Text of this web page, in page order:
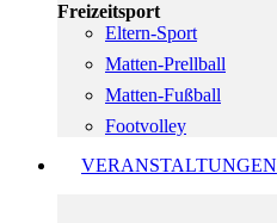
Freizeitsport
Eltern-Sport
Matten-Prellball
Matten-Fußball
Footvolley
VERANSTALTUNGEN